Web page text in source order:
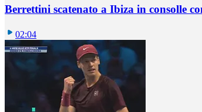
Berrettini scatenato a Ibiza in consolle
02:04